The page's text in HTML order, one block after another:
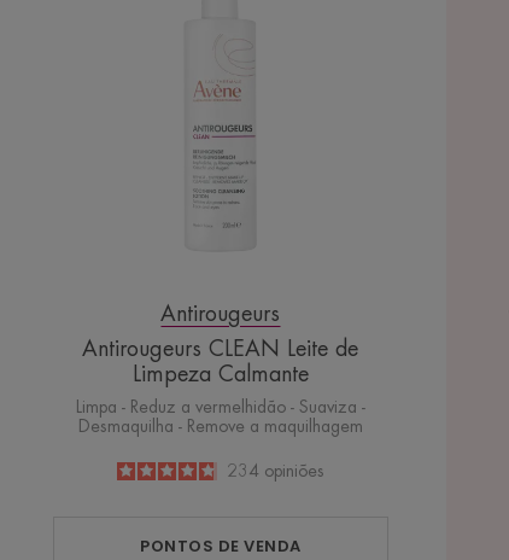
Calmante
Antirougeurs
Antirougeurs CLEAN Leite de
Limpeza Calmante
Limpa - Reduz a vermelhidão - Suaviza -
Desmaquilha - Remove a maquilhagem
4.8
/
5
234 opiniões
PONTOS DE VENDA